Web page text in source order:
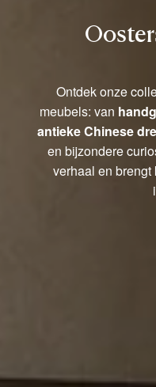
Ontdek onze
meubels: van
antieke Chinese
en bijzondere
verhaal en brengt